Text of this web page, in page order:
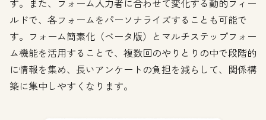
す。また、フォーム入力者に合わせて変化する動的フィー
ルドで、各フォームをパーソナライズすることも可能で
す。フォーム簡素化（ベータ版）とマルチステップフォー
ム機能を活用することで、複数回のやりとりの中で段階的
に情報を集め、長いアンケートの負担を減らして、関係構
築に集中しやすくなります。